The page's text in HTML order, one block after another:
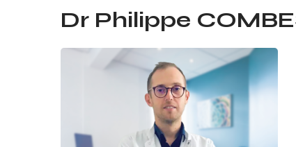
Dr Philippe